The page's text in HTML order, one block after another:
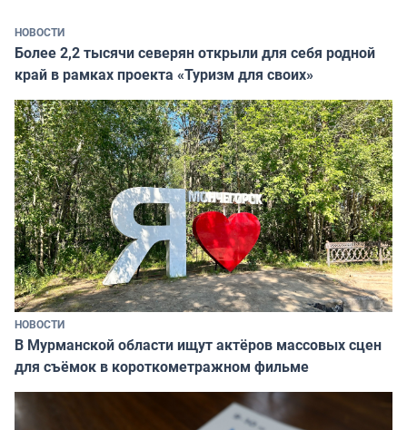
НОВОСТИ
Более 2,2 тысячи северян открыли для себя родной
край в рамках проекта «Туризм для своих»
НОВОСТИ
В Мурманской области ищут актёров массовых сцен
для съёмок в короткометражном фильме